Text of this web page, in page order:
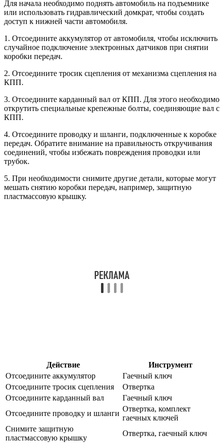
Для начала необходимо поднять автомобиль на подъемнике
или использовать гидравлический домкрат, чтобы создать
доступ к нижней части автомобиля.
1. Отсоедините аккумулятор от автомобиля, чтобы исключить
случайное подключение электронных датчиков при снятии
коробки передач.
2. Отсоедините тросик сцепления от механизма сцепления на
КПП.
3. Отсоедините карданный вал от КПП. Для этого необходимо
открутить специальные крепежные болты, соединяющие вал с
КПП.
4. Отсоедините проводку и шланги, подключенные к коробке
передач. Обратите внимание на правильность откручивания
соединений, чтобы избежать повреждения проводки или
трубок.
5. При необходимости снимите другие детали, которые могут
мешать снятию коробки передач, например, защитную
пластмассовую крышку.
Действие
Инструмент
Отсоедините аккумулятор
Гаечный ключ
Отсоедините тросик сцепления
Отвертка
Отсоедините карданный вал
Гаечный ключ
Отсоедините проводку и шланги
Отвертка, комплект
гаечных ключей
Снимите защитную
пластмассовую крышку
Отвертка, гаечный ключ